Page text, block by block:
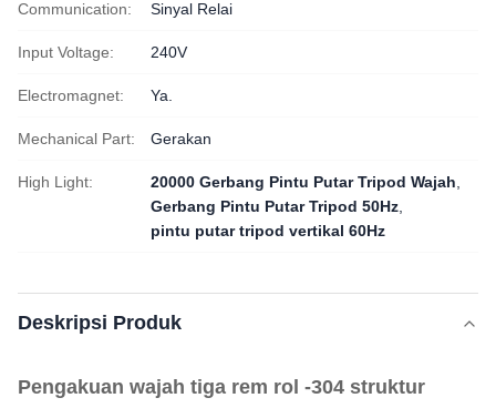
Communication: Sinyal Relai
Input Voltage: 240V
Electromagnet: Ya.
Mechanical Part: Gerakan
High Light: 20000 Gerbang Pintu Putar Tripod Wajah
Gerbang Pintu Putar Tripod 50Hz
pintu putar tripod vertikal 60Hz
Deskripsi Produk
Pengakuan wajah tiga rem rol -304 struktur